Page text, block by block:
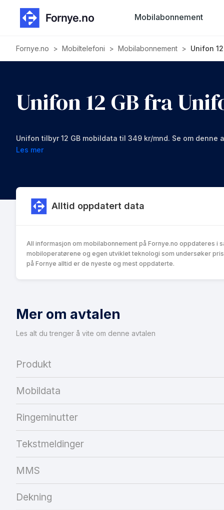
Mobilabonnement
Fornye.no > Mobiltelefoni > Mobilabonnement > Unifon
Unifon 12 GB fra
Unifon tilbyr 12 GB mobildata til 349 kr/mnd. Se om denne
Les mer
Alltid oppdatert data
All informasjon om mobilabonnement på Fornye.no oppdateres i
mobiloperatørene og egen utviklet teknologi som undersøker
på Fornye alltid er de nyeste og mest oppdaterte.
Mer om avtalen
Les alt du trenger å vite om denne avtalen
Produkt
Mobildata
Ringeminutter
Tekstmeldinger
MMS
Dekning